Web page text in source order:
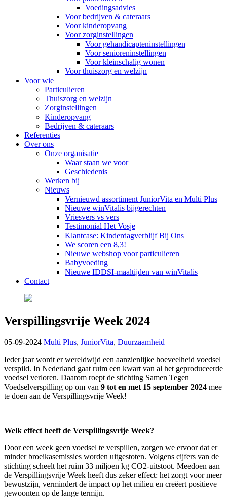
Voedingsadvies
Voor bedrijven & cateraars
Voor kinderopvang
Voor zorginstellingen
Voor gehandicapteninstellingen
Voor senioreninstellingen
Voor kleinschalig wonen
Voor thuiszorg en welzijn
Voor wie
Particulieren
Thuiszorg en welzijn
Zorginstellingen
Kinderopvang
Bedrijven & cateraars
Referenties
Over ons
Onze organisatie
Waar staan we voor
Geschiedenis
Werken bij
Nieuws
Vernieuwd assortiment JuniorVita en Multi Plus
Nieuwe winVitalis bijgerechten
Vriesvers vs vers
Testimonial Het Vosje
Klantcase: Kinderdagverblijf Bij Ons
We scoren een 8,3!
Nieuwe webshop voor particulieren
Babyvoeding
Nieuwe IDDSI-maaltijden van winVitalis
Contact
Verspillingsvrije Week 2024
05-09-2024 Multi Plus, JuniorVita, Duurzaamheid
Ieder jaar wordt er wereldwijd een aanzienlijke hoeveelheid voedsel
verspild. In Nederland gaat ruim een kwart van al het geproduceerde
voedsel verloren. Daarom roept de stichting Samen Tegen
Voedselverspilling op om van 9 tot en met 15 september 2024 mee
te doen aan de Verspillingsvrije Week!
Welk effect heeft de Verspillingsvrije Week?
Door een week geen voedsel te verspillen, zorgen we ervoor dat er
minder broeikasemissies worden uitgestoten. Volgens cijfers van de
stichting scheelt het ruim 33 miljoen kg CO2-uitstoot. Meedoen aan
de Verspillingsvrije Week heeft dus zeker effect: het zorgt voor meer
bewustzijn, vermindert de impact op het milieu en creëert positieve
gewoonten op de lange termijn.